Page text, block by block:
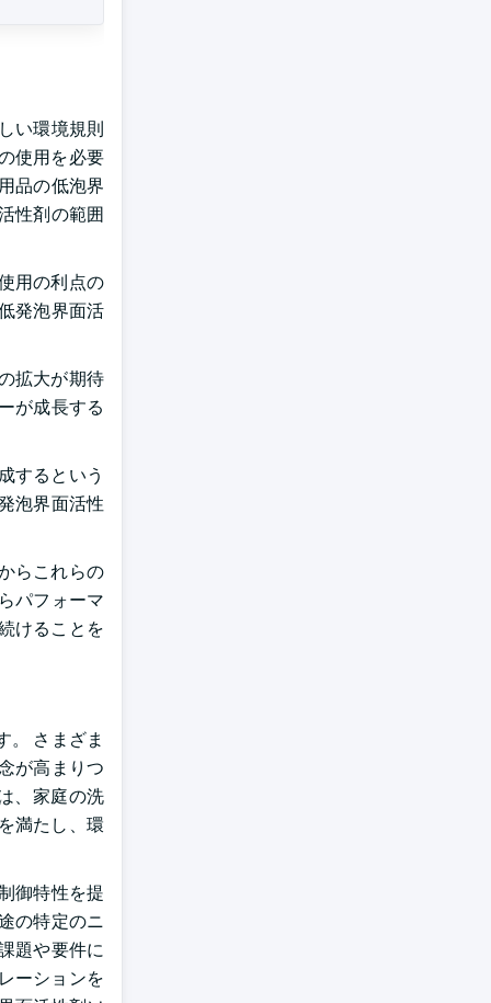
い環境規則
使用を必要
品の低泡界
性剤の範囲
用の利点の
発泡界面活
拡大が期待
が成長する
するという
泡界面活性
らこれらの
パフォーマ
けることを
。 さまざま
が高まりつ
、家庭の洗
満たし、環
御特性を提
の特定のニ
題や要件に
ーションを